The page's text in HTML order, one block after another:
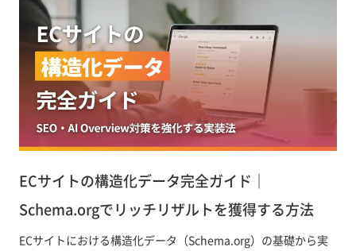
ECサイトの構造化データ完全ガイド｜
Schema.orgでリッチリザルトを獲得する方法
ECサイトにおける構造化データ（Schema.org）の基礎から実